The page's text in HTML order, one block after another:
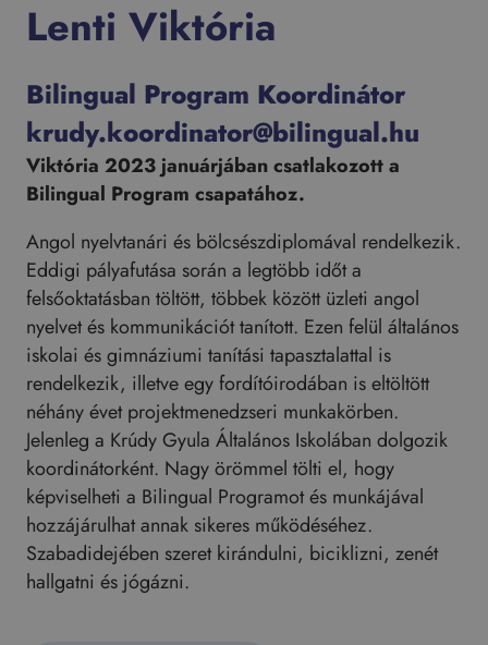
Lenti Viktória
Bilingual Program Koordinátor
krudy.koordinator@bilingual.hu
Viktória 2023 januárjában csatlakozott a
Bilingual Program csapatához.
Angol nyelvtanári és bölcsészdiplomával rendelkezik.
Eddigi pályafutása során a legtöbb időt a
felsőoktatásban töltött, többek között üzleti angol
nyelvet és kommunikációt tanított. Ezen felül általános
iskolai és gimnáziumi tanítási tapasztalattal is
rendelkezik, illetve egy fordítóirodában is eltöltött
néhány évet projektmenedzseri munkakörben.
Jelenleg a Krúdy Gyula Általános Iskolában dolgozik
koordinátorként. Nagy örömmel tölti el, hogy
képviselheti a Bilingual Programot és munkájával
hozzájárulhat annak sikeres működéséhez.
Szabadidejében szeret kirándulni, biciklizni, zenét
hallgatni és jógázni.